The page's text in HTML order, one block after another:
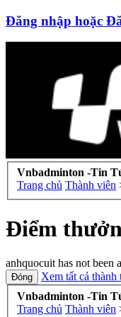
Đăng nhập hoặc
Vnbadminton -Tin
Trang chủ Thành viên
Điểm
anhquocuit has not been
Xem tất cả
Vnbadminton -Tin
Trang chủ Thành viên